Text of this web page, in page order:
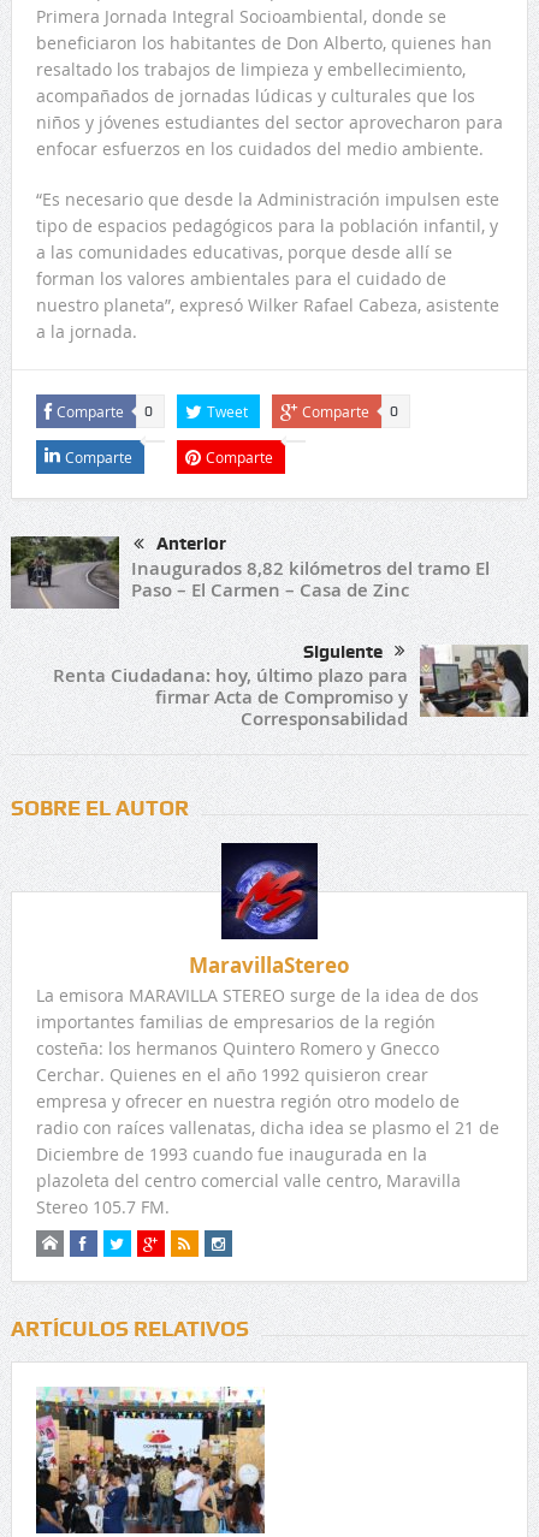
Primera Jornada Integral Socioambiental, donde se
beneficiaron los habitantes de Don Alberto, quienes han
resaltado los trabajos de limpieza y embellecimiento,
acompañados de jornadas lúdicas y culturales que los
niños y jóvenes estudiantes del sector aprovecharon para
enfocar esfuerzos en los cuidados del medio ambiente.
“Es necesario que desde la Administración impulsen este
tipo de espacios pedagógicos para la población infantil, y
a las comunidades educativas, porque desde allí se
forman los valores ambientales para el cuidado de
nuestro planeta”, expresó Wilker Rafael Cabeza, asistente
a la jornada.
Comparte 0 Tweet Comparte 0
Comparte Comparte
Anterior
Inaugurados 8,82 kilómetros del tramo El
Paso – El Carmen – Casa de Zinc
Siguiente
Renta Ciudadana: hoy, último plazo para
firmar Acta de Compromiso y
Corresponsabilidad
SOBRE EL AUTOR
MaravillaStereo
La emisora MARAVILLA STEREO surge de la idea de dos
importantes familias de empresarios de la región
costeña: los hermanos Quintero Romero y Gnecco
Cerchar. Quienes en el año 1992 quisieron crear
empresa y ofrecer en nuestra región otro modelo de
radio con raíces vallenatas, dicha idea se plasmo el 21 de
Diciembre de 1993 cuando fue inaugurada en la
plazoleta del centro comercial valle centro, Maravilla
Stereo 105.7 FM.
ARTÍCULOS RELATIVOS